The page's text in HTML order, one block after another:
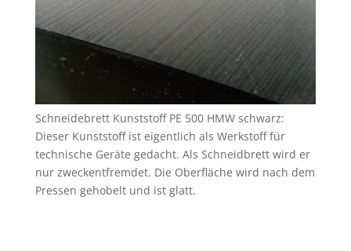
Schneidebrett Kunststoff PE 500 HMW schwarz:
Dieser Kunststoff ist eigentlich als Werkstoff für
technische Geräte gedacht. Als Schneidbrett wird er
nur zweckentfremdet. Die Oberfläche wird nach dem
Pressen gehobelt und ist glatt.